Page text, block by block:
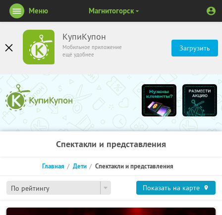
КупиКупон
Мобильное приложение
ещё удобнее
Загрузить
Меню Магнитогорск
Спектакли и представления
По рейтингу
Главная Дети Спектакли и представления
Показать на карте